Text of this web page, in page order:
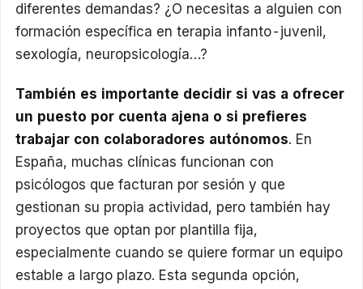
diferentes demandas? ¿O necesitas a alguien con
formación específica en terapia infanto-juvenil,
sexología, neuropsicología…?
También es importante decidir si vas a ofrecer
un puesto por cuenta ajena o si prefieres
trabajar con colaboradores autónomos. En
España, muchas clínicas funcionan con
psicólogos que facturan por sesión y que
gestionan su propia actividad, pero también hay
proyectos que optan por plantilla fija,
especialmente cuando se quiere formar un equipo
estable a largo plazo. Esta segunda opción,